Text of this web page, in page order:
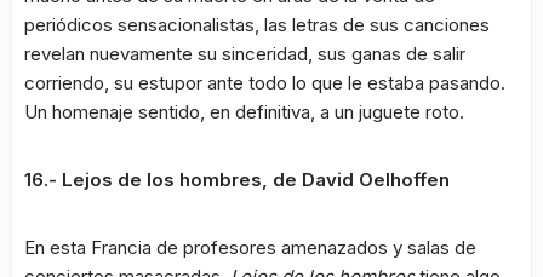
periódicos sensacionalistas, las letras de sus canciones
revelan nuevamente su sinceridad, sus ganas de salir
corriendo, su estupor ante todo lo que le estaba pasando.
Un homenaje sentido, en definitiva, a un juguete roto.
16.- Lejos de los hombres, de David Oelhoffen
En esta Francia de profesores amenazados y salas de